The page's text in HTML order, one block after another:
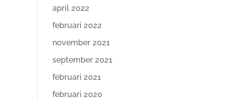
april 2022
februari 2022
november 2021
september 2021
februari 2021
februari 2020